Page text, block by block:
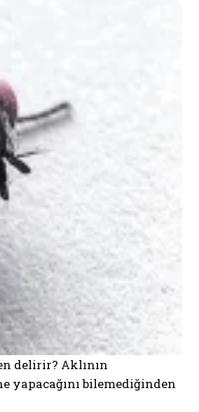
delirir? Aklının
yapacağını bilemediğinden